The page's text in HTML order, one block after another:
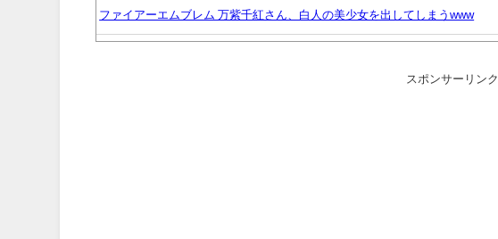
ファイアーエムブレム 万紫千紅さん、白人の美少女を出してしまうwww
スポンサーリンク